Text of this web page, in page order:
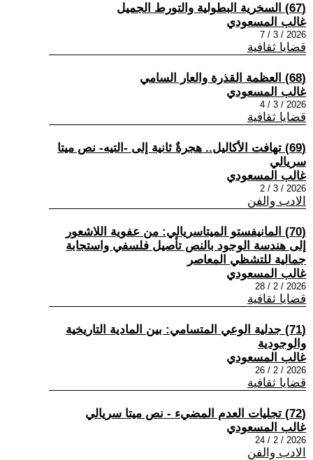
(67) السخرية البطولية والتورط الجميل
غالب المسعودي
2026 / 3 / 7
قضايا ثقافية
(68) العظمة القذرة والعار السامي
غالب المسعودي
2026 / 3 / 4
قضايا ثقافية
(69) تهافت الأكاليل.. هجرةٌ ثانية إلى -التيه- نص ميتا
سريالي
غالب المسعودي
2026 / 3 / 2
الادب والفن
(70) المانيفستو الميتاسريالي: من عفوية اللاشعور
إلى هندسة الوجود بالنص تأصيل فلسفي واستجابة
جمالية للتشظي المعاصر
غالب المسعودي
2026 / 2 / 28
قضايا ثقافية
(71) جدلية الوعي المتسامي: بين المادية التاريخية
والوجودية
غالب المسعودي
2026 / 2 / 26
قضايا ثقافية
(72) تجليات العدم المضيء - نص ميتا سريالي
غالب المسعودي
2026 / 2 / 24
الادب والفن